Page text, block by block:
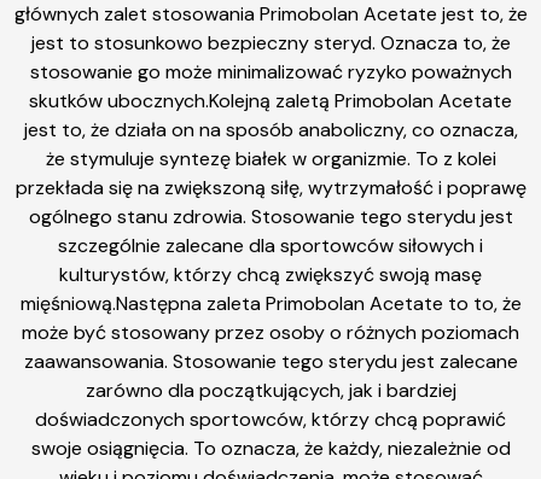
głównych zalet stosowania Primobolan Acetate jest to, że
jest to stosunkowo bezpieczny steryd. Oznacza to, że
stosowanie go może minimalizować ryzyko poważnych
skutków ubocznych.Kolejną zaletą Primobolan Acetate
jest to, że działa on na sposób anaboliczny, co oznacza,
że stymuluje syntezę białek w organizmie. To z kolei
przekłada się na zwiększoną siłę, wytrzymałość i poprawę
ogólnego stanu zdrowia. Stosowanie tego sterydu jest
szczególnie zalecane dla sportowców siłowych i
kulturystów, którzy chcą zwiększyć swoją masę
mięśniową.Następna zaleta Primobolan Acetate to to, że
może być stosowany przez osoby o różnych poziomach
zaawansowania. Stosowanie tego sterydu jest zalecane
zarówno dla początkujących, jak i bardziej
doświadczonych sportowców, którzy chcą poprawić
swoje osiągnięcia. To oznacza, że każdy, niezależnie od